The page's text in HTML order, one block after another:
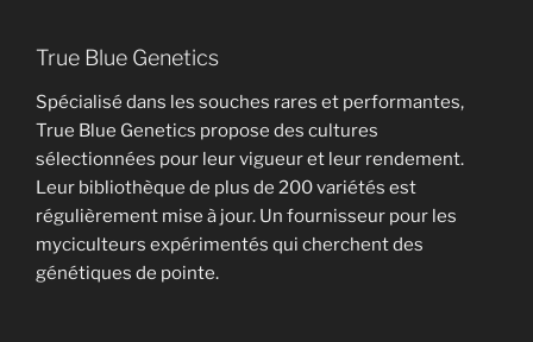
True Blue Genetics
Spécialisé dans les souches rares et performantes,
True Blue Genetics propose des cultures
sélectionnées pour leur vigueur et leur rendement.
Leur bibliothèque de plus de 200 variétés est
régulièrement mise à jour. Un fournisseur pour les
myciculteurs expérimentés qui cherchent des
génétiques de pointe.
Recevoir mon ebook
gratuitement !